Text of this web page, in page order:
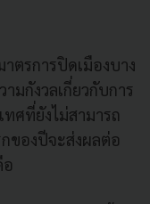
ตรการปิดเมืองบาง
มกังวลเกี่ยวกับการ
ศที่ยังไม่สามารถ
กของปีจะส่งผลต่อ